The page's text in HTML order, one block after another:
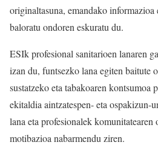
originaltasuna, emandako informazioa
baloratu ondoren eskuratu du.
ESIk profesional sanitarioen lanaren
izan du, funtsezko lana egiten baitute
sustatzeko eta tabakoaren kontsumoa
ekitaldia aintzatespen- eta ospakizun-
lana eta profesionalek komunitatearen
motibazioa nabarmendu ziren.